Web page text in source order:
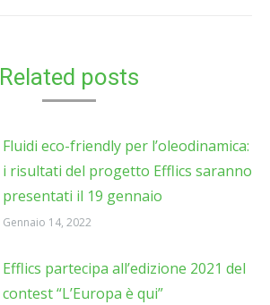
Related posts
Fluidi eco-friendly per l’oleodinamica:
i risultati del progetto Efflics saranno
presentati il 19 gennaio
Gennaio 14, 2022
Efflics partecipa all’edizione 2021 del
contest “L’Europa è qui”